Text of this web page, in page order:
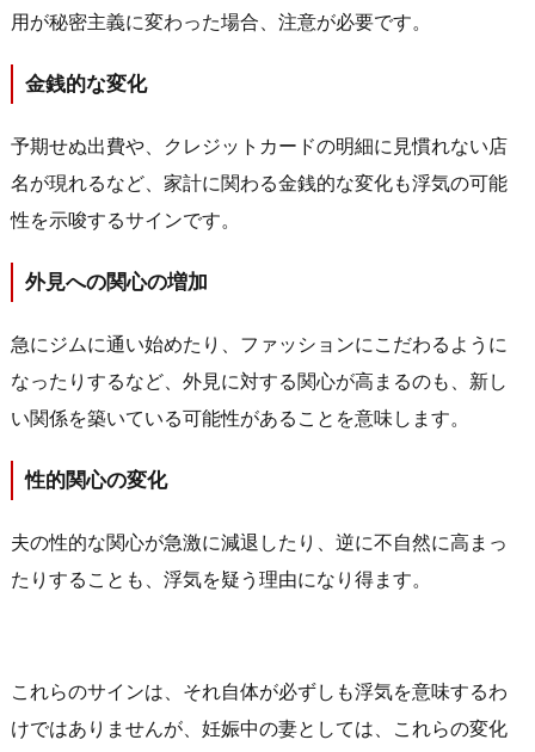
用が秘密主義に変わった場合、注意が必要です。
金銭的な変化
予期せぬ出費や、クレジットカードの明細に見慣れない店
名が現れるなど、家計に関わる金銭的な変化も浮気の可能
性を示唆するサインです。
外見への関心の増加
急にジムに通い始めたり、ファッションにこだわるように
なったりするなど、外見に対する関心が高まるのも、新し
い関係を築いている可能性があることを意味します。
性的関心の変化
夫の性的な関心が急激に減退したり、逆に不自然に高まっ
たりすることも、浮気を疑う理由になり得ます。
これらのサインは、それ自体が必ずしも浮気を意味するわ
けではありませんが、妊娠中の妻としては、これらの変化